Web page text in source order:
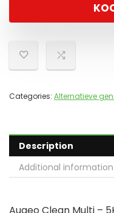
Categories: Alternatieve
Description
Additional information